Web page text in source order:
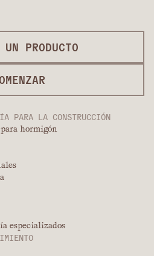
PARA LA CONSTRUCCIÓN
hormigón
especializados
UN PRODUCTO